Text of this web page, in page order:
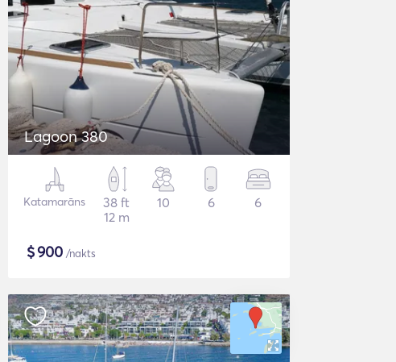
Lagoon 380
Katamarāns
38 ft
12 m
10 6 6
$900 /nakts